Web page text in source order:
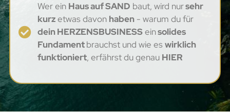
Wer ein Haus auf SAND baut, wird nursehr
kurzetwas davon haben- warum du für
dein HERZENSBUSINESSeinsolides
Fundamentbrauchst und wie es wirklich
funktioniert, erfährst du genau HIER